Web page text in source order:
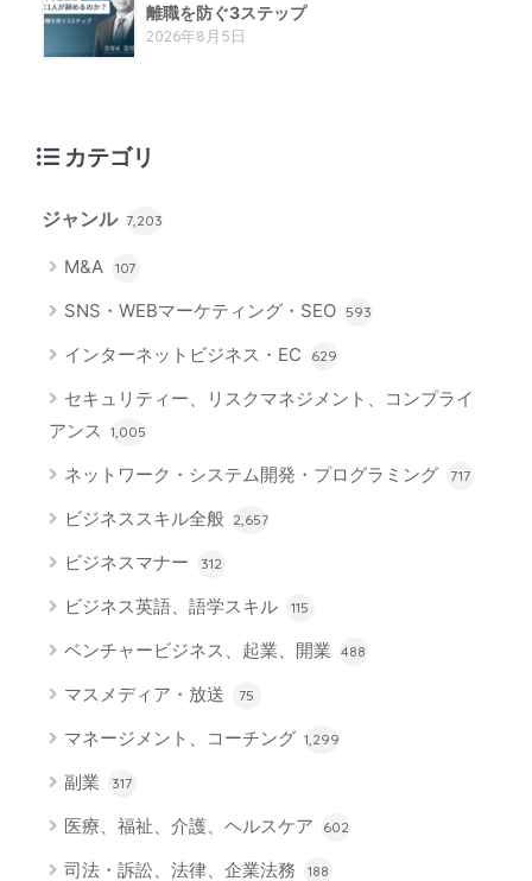
離職を防ぐ3ステップ
2026年8月5日
カテゴリ
ジャンル 7,203
M&A 107
SNS・WEBマーケティング・SEO 593
インターネットビジネス・EC 629
セキュリティー、リスクマネジメント、コンプライ
アンス 1,005
ネットワーク・システム開発・プログラミング 717
ビジネススキル全般 2,657
ビジネスマナー 312
ビジネス英語、語学スキル 115
ベンチャービジネス、起業、開業 488
マスメディア・放送 75
マネージメント、コーチング 1,299
副業 317
医療、福祉、介護、ヘルスケア 602
司法・訴訟、法律、企業法務 188